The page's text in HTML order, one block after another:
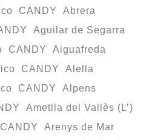
CANDY Abrera
Aguilar de Segarra
CANDY Aiguafreda
CANDY Alella
CANDY Alpens
Ametlla del Vallès (L’)
Arenys de Mar